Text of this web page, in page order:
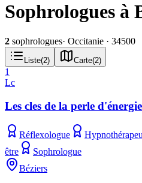
Sophrologues à
2 sophrologues· Occitanie · 34500
Liste(2) Carte(2)
1
Lc
Les cles de la perle d'énergie
Réflexologue
être
Sophrologue
Béziers